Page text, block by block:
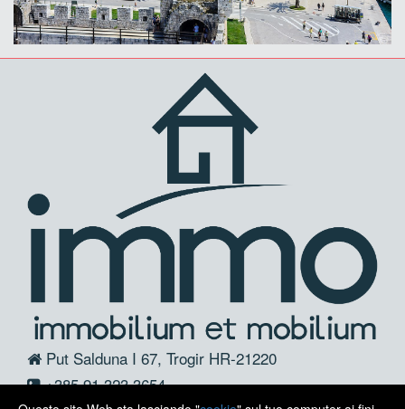
Put Salduna I 67, Trogir HR-21220
+385 91 323 3654